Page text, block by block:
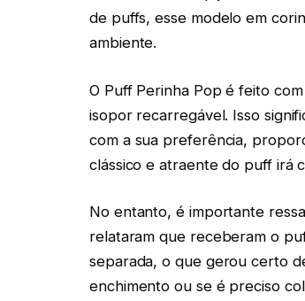
de puffs, esse modelo em
ambiente.
O Puff Perinha Pop é feito
isopor recarregável. Isso
com a sua preferência,
clássico e atraente do puff irá
No entanto, é importante
relataram que receberam o
separada, o que gerou certo
enchimento ou se é preciso